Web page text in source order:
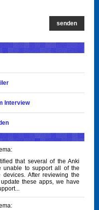
senden
Interview
that several of the Anki
unable to support all of the
After reviewing the
these apps, we have